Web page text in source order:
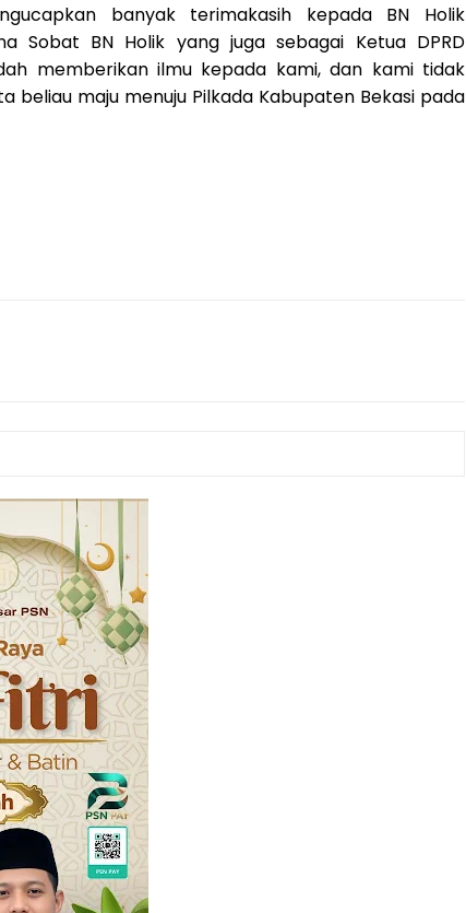
banyak terimakasih kepada BN Holik
Sobat BN Holik yang juga sebagai Ketua DPRD
memberikan ilmu kepada kami, dan kami tidak
beliau maju menuju Pilkada Kabupaten Bekasi pada